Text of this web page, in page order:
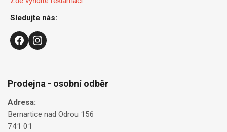
Sledujte nás:
Prodejna - osobní odběr
Adresa:
Bernartice nad Odrou 156
741 01